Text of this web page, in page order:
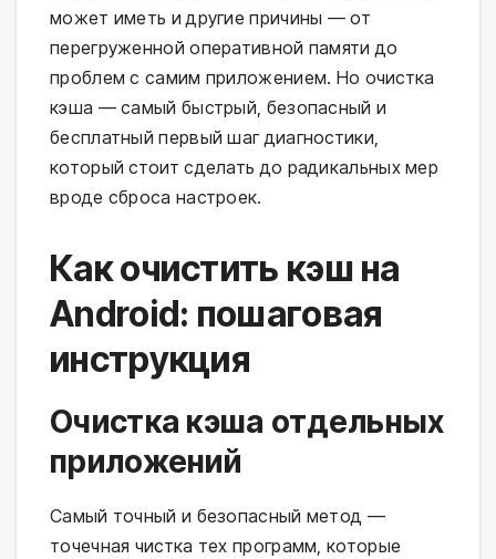
может иметь и другие причины — от
перегруженной оперативной памяти до
проблем с самим приложением. Но очистка
кэша — самый быстрый, безопасный и
бесплатный первый шаг диагностики,
который стоит сделать до радикальных мер
вроде сброса настроек.
Как очистить кэш на
Android: пошаговая
инструкция
Очистка кэша отдельных
приложений
Самый точный и безопасный метод —
точечная чистка тех программ, которые